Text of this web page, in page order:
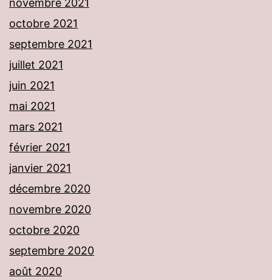
novembre 2021
octobre 2021
septembre 2021
juillet 2021
juin 2021
mai 2021
mars 2021
février 2021
janvier 2021
décembre 2020
novembre 2020
octobre 2020
septembre 2020
août 2020